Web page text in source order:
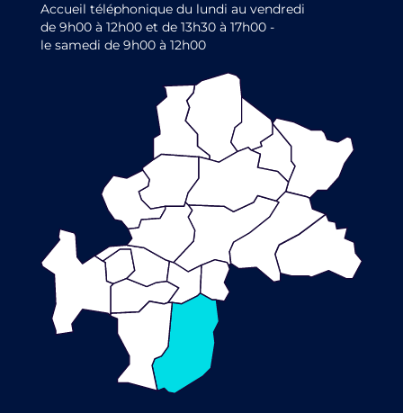
Accueil téléphonique du lundi au vendredi
de 9h00 à 12h00 et de 13h30 à 17h00 -
le samedi de 9h00 à 12h00